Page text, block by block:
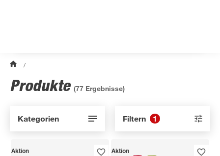
/
Produkte (77 Ergebnisse)
Kategorien Filtern 1
Aktion Aktion